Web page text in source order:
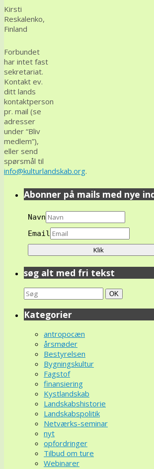
Kirsti
Reskalenko,
Finland
Forbundet
har intet fast
sekretariat.
Kontakt ev.
ditt lands
kontaktperson
pr. mail (se
adresser
under “Bliv
medlem”),
eller send
spørsmål til
info@kulturlandskab.org.
Abonner på mails med nye
Navn
Email
søg alt med fri tekst
Search
for:
Søg
OK
Kategorier
antropocæn
årsmøder
Bestyrelsen
Bygningskultur
Fagstof
finansiering
Kystlandskab
Landskabshistorie
Landskabspolitik
Netværks-seminar
nyt
opfordringer
Tilbud om ture
Webinarer